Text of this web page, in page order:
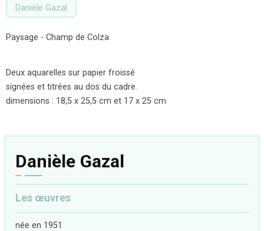
Danièle Gazal
Paysage - Champ de Colza
Deux aquarelles sur papier froissé
signées et titrées au dos du cadre.
dimensions : 18,5 x 25,5 cm et 17 x 25 cm
Danièle Gazal
Les œuvres
née en 1951